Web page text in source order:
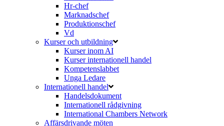
Hr-chef
Marknadschef
Produktionschef
Vd
Kurser och utbildning
Kurser inom AI
Kurser internationell handel
Kompetenslabbet
Unga Ledare
Internationell handel
Handelsdokument
Internationell rådgivning
International Chambers Network
Affärsdrivande möten